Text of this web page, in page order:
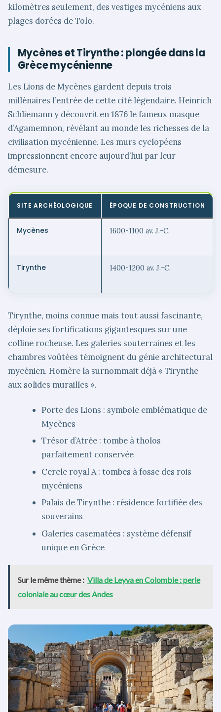
kilomètres seulement, des vestiges mycéniens aux
plages dorées de Tolo.
Mycènes et Tirynthe : plongée dans la
Grèce mycénienne
Les Lions de Mycènes gardent depuis trois
millénaires l’entrée de cette cité légendaire. Heinrich
Schliemann y découvrit en 1876 le fameux masque
d’Agamemnon, révélant au monde les richesses de la
civilisation mycénienne. Les murs cyclopéens
impressionnent encore aujourd’hui par leur
démesure.
SITE ARCHÉOLOGIQUE ÉPOQUE DE CONSTRUCTION
Mycènes 1600-1100 av. J.-C.
Tirynthe 1400-1200 av. J.-C.
Tirynthe, moins connue mais tout aussi fascinante,
déploie ses fortifications gigantesques sur une
colline rocheuse. Les galeries souterraines et les
chambres voûtées témoignent du génie architectural
mycénien. Homère la surnommait déjà « Tirynthe
aux solides murailles ».
Porte des Lions : symbole emblématique de
Mycènes
Trésor d’Atrée : tombe à tholos
parfaitement conservée
Cercle royal A : tombes à fosse des rois
mycéniens
Palais de Tirynthe : résidence fortifiée des
souverains
Galeries casematées : système défensif
unique en Grèce
Sur le même thème : Villa de Leyva en Colombie : perle
coloniale au cœur des Andes